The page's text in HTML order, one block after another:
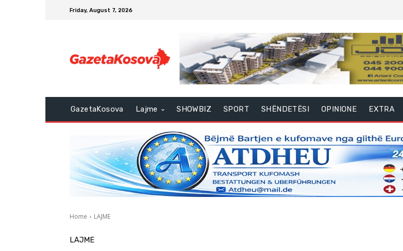
Friday, August 7, 2026
GazetaKosova Lajme SHOWBIZ SPORT SHËNDETËSI OPINIONE EXTRA
Home LAJME
LAJME